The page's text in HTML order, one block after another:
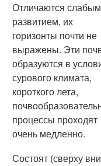
Отличаются слабым
развитием, их
горизонты почти не
выражены. Эти
образуются в
сурового климата,
короткого лета,
процессы проходят
очень медленно.
Состоят (сверху